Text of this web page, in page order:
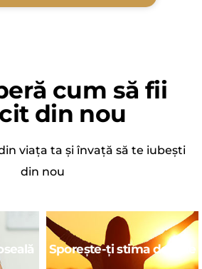
cum să fii
din nou
viața ta și învață să te iubești
din nou
Sporește-ți stima de sine